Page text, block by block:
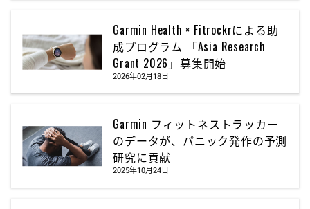
Garmin Health × Fitrockrによる助
成プログラム 「Asia Research
Grant 2026」募集開始
2026年02月18日
Garmin フィットネストラッカー
のデータが、パニック発作の予測
研究に貢献
2025年10月24日